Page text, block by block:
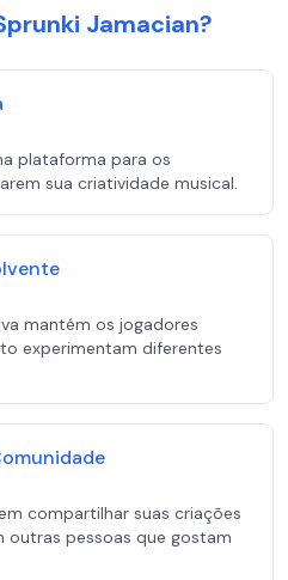
Jamacian?
plataforma para os
sua criatividade musical.
mantém os jogadores
experimentam diferentes
compartilhar suas criações
outras pessoas que gostam